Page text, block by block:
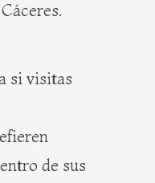
si visitas
de sus